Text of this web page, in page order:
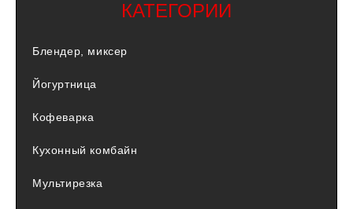
КАТЕГОРИИ
Блендер, миксер
Йогуртница
Кофеварка
Кухонный комбайн
Мультирезка